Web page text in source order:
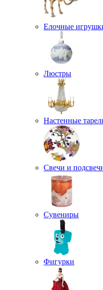
Елочные
Люстры
Настенные
Свечи и
Сувениры
Фигурки